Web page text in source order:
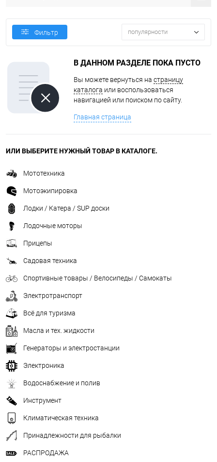
Фильтр популярности
В ДАННОМ РАЗДЕЛЕ ПОКА ПУСТО
Вы можете вернуться на страницу
каталога или воспользоваться
навигацией или поиском по сайту.
Главная страница
ИЛИ ВЫБЕРИТЕ НУЖНЫЙ ТОВАР В КАТАЛОГЕ.
Мототехника
Мотоэкипировка
Лодки / Катера / SUP доски
Лодочные моторы
Прицепы
Садовая техника
Спортивные товары / Велосипеды / Самокаты
Электротранспорт
Всё для туризма
Масла и тех. жидкости
Генераторы и электростанции
Электроника
Водоснабжение и полив
Инструмент
Климатическая техника
Принадлежности для рыбалки
РАСПРОДАЖА